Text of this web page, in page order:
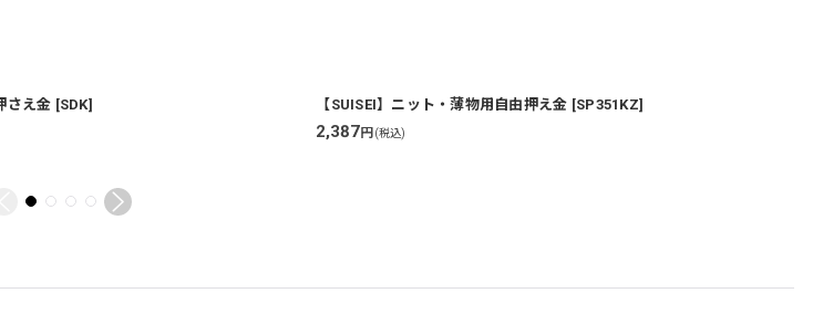
さえ金 [SDK] 【SUISEI】ニット・薄物用自由押え金 [SP351KZ]
2,387円 (税込)